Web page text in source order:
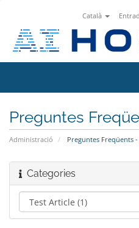
Català
Preguntes
Administració Preguntes Freqüents -
Categories